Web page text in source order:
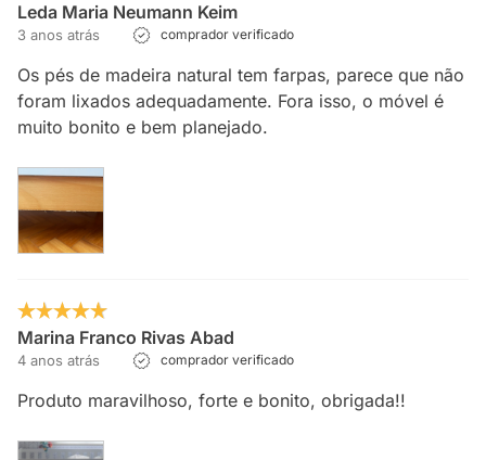
Leda Maria Neumann Keim
3 anos atrás comprador verificado
Os pés de madeira natural tem farpas, parece que não
foram lixados adequadamente. Fora isso, o móvel é
muito bonito e bem planejado.
Marina Franco Rivas Abad
4 anos atrás comprador verificado
Produto maravilhoso, forte e bonito, obrigada!!